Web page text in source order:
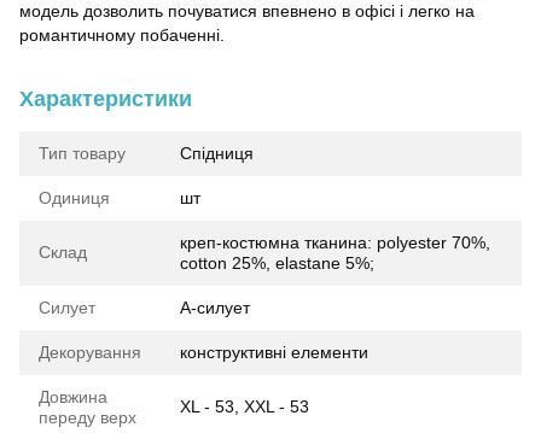
модель дозволить почуватися впевнено в офісі і легко на
романтичному побаченні.
Характеристики
Тип товару Спідниця
Одиниця шт
Склад
креп-костюмна тканина: polyester 70%,
cotton 25%, elastane 5%;
Силует А-силует
Декорування конструктивні елементи
Довжина
переду верх
XL - 53, XXL - 53